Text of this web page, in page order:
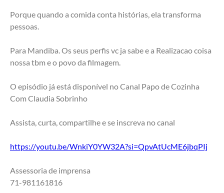
Porque quando a comida conta histórias, ela transforma
pessoas.
Para Mandiba. Os seus perfis vc ja sabe e a Realizacao coisa
nossa tbm e o povo da filmagem.
O episódio já está disponível no Canal Papo de Cozinha
Com Claudia Sobrinho
Assista, curta, compartilhe e se inscreva no canal
https://youtu.be/WnkiY0YW32A?si=QpvAtUcME6jbqPIj
Assessoria de imprensa
71-981161816